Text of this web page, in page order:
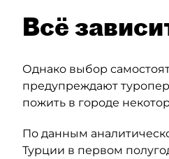
Всё
Однако выбор
предупреждают
пожить в городе
По данным
Турции в первом